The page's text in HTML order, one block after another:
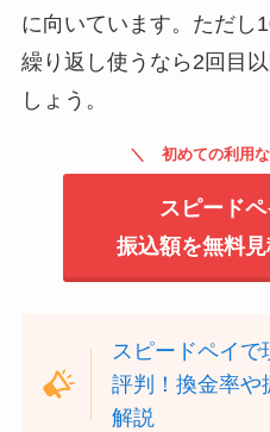
に向いています。ただし
繰り返し使うなら2回目
しょう。
初めての利用
スピードペ
振込額を無料
スピードペイで
評判！換金率や
解説